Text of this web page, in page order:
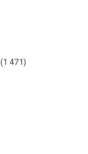
(1 471)